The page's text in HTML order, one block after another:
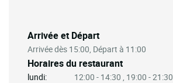
Arrivée et Départ
Arrivée dès 15:00, Départ à 11:00
Horaires du restaurant
lundi:
12:00 - 14:30 , 19:00 - 21:30